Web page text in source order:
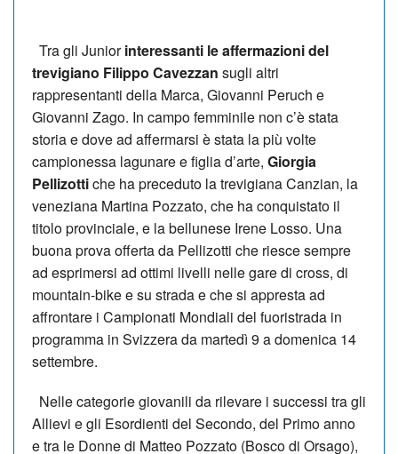
Tra gli Juniorinteressanti le affermazioni del
trevigiano Filippo Cavezzan sugli altri
rappresentanti della Marca, Giovanni Peruch e
Giovanni Zago. In campo femminile non c’è stata
storia e dove ad affermarsi è stata la più volte
campionessa lagunare e figlia d’arte, Giorgia
Pellizottiche ha preceduto la trevigiana Canzian, la
veneziana Martina Pozzato, che ha conquistato il
titolo provinciale, e la bellunese Irene Losso. Una
buona prova offerta da Pellizotti che riesce sempre
ad esprimersi ad ottimi livelli nelle gare di cross, di
mountain-bike e su strada e che si appresta ad
affrontare i Campionati Mondiali del fuoristrada in
programma in Svizzera da martedì 9 a domenica 14
settembre.
Nelle categorie giovanili da rilevare i successi tra gli
Allievi e gli Esordienti del Secondo, del Primo anno
e tra le Donne di Matteo Pozzato (Bosco di Orsago),